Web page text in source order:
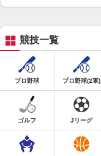
競技一覧
プロ野球 プロ野球(2軍)
ゴルフ Jリーグ